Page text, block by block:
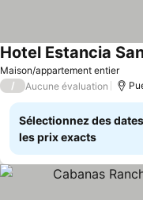
Maison/appartement entier
Hotel Estancia
/ Aucune évaluation
Sélectionnez des
les prix exacts